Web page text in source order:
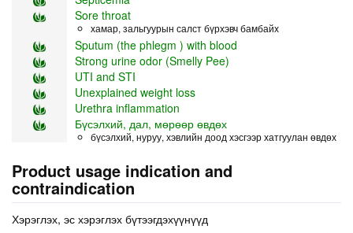
Sore throat
хамар, зальгуурын салст бүрхэвч бамбайх
Sputum (the phlegm ) with blood
Strong urine odor (Smelly Pee)
UTI and STI
Unexplained weight loss
Urethra inflammation
Бүсэлхий, дал, мөрөөр өвдөх
бүсэлхий, нуруу, хэвлийн доод хэсгээр хатгуулан өвдөх
Product usage indication and
contraindication
Хэрэглэх, эс хэрэглэх бүтээгдэхүүнүүд